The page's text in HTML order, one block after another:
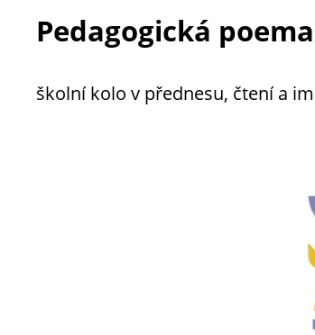
Pedagogická
školní kolo v přednesu, čtení a